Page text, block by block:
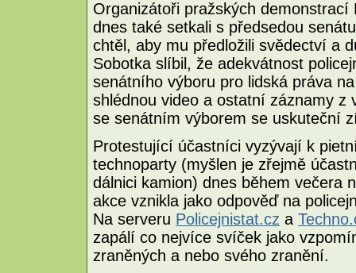
Organizátoři pražských
dnes také setkali s předsedou
chtěl, aby mu předložili svědectví a
Sobotka slíbil, že adekvátnost
senátního výboru pro lidská práva
shlédnou video a ostatní záznamy
se senátním výborem se uskuteční
Protestující účastníci vyzývají k
technoparty (myšlen je zřejmě
dálnici kamion) dnes během večera
akce vznikla jako odpověď na
Na serveru Policejnistat.cz a
zapálí co nejvíce svíček jako
zraněných a nebo svého zranění.